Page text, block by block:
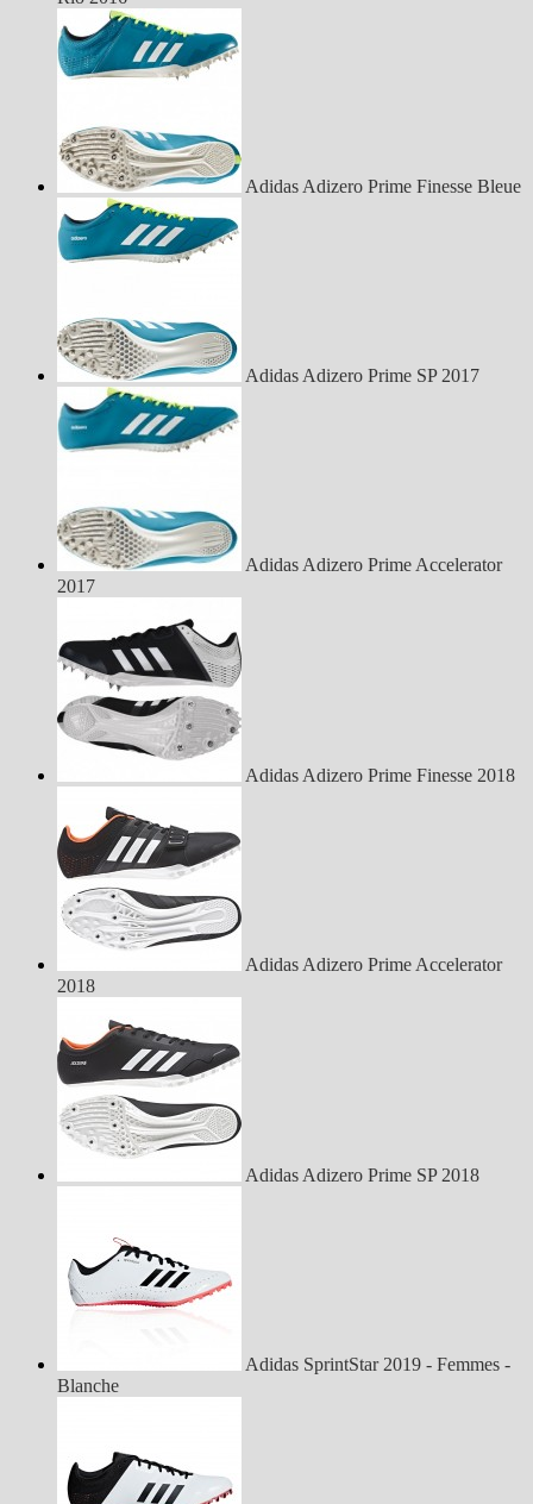
Adidas Adizero Prime Finesse Bleue
Adidas Adizero Prime SP 2017
Adidas Adizero Prime Accelerator
2017
Adidas Adizero Prime Finesse 2018
Adidas Adizero Prime Accelerator
2018
Adidas Adizero Prime SP 2018
Adidas SprintStar 2019 - Femmes -
Blanche